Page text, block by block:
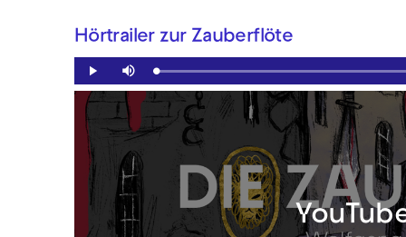
Hörtrailer zur Zauberflöte
Play Mute Loaded:
0.00%